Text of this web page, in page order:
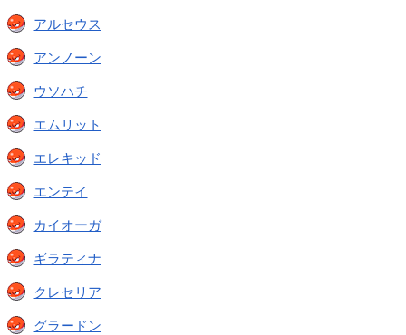
アルセウス
アンノーン
ウソハチ
エムリット
エレキッド
エンテイ
カイオーガ
ギラティナ
クレセリア
グラードン